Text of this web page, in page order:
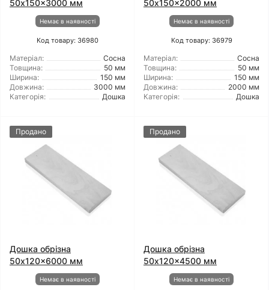
50x150x3000 мм
Немає в наявності
Код товару: 36980
Матеріал:
Сосна
Товщина:
50 мм
Ширина:
150 мм
Довжина:
3000 мм
Категорія:
Дошка
50x150x2000 мм
Немає в наявності
Код товару: 36979
Матеріал:
Сосна
Товщина:
50 мм
Ширина:
150 мм
Довжина:
2000 мм
Категорія:
Дошка
Продано
Дошка обрізна
50x120x6000 мм
Немає в наявності
Продано
Дошка обрізна
50x120x4500 мм
Немає в наявності